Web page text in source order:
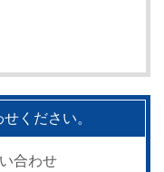
ください。
合わせ